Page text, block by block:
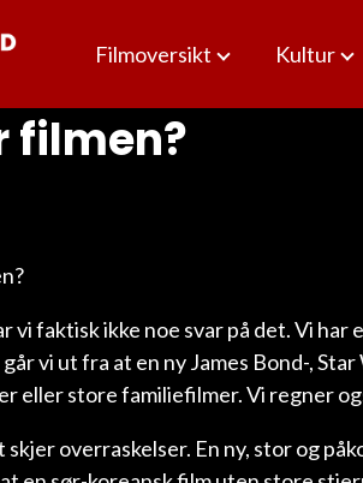
Filmoversikt Kultur
filmen?
vi faktisk ikke noe svar på det. Vi har
vi ut fra at en ny James Bond-,
eller store familiefilmer. Vi regner
skjer overraskelser. En ny, stor og